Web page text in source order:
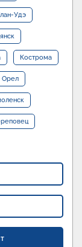
Удэ
Кострома
Орел